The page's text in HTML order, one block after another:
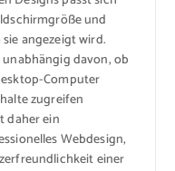
und
angezeigt wird.
davon, ob
Computer
zugreifen
daher ein
Webdesign,
einer